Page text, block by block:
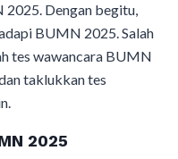
2025. Dengan begitu,
BUMN 2025. Salah
tes wawancara BUMN
taklukkan tes
2025